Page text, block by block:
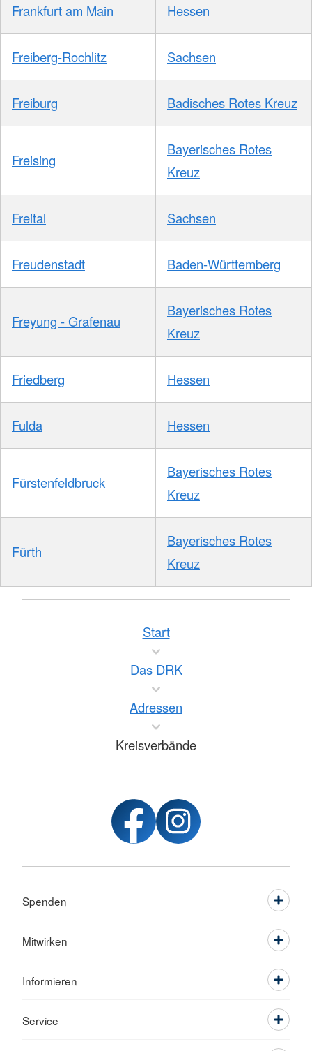
Frankfurt am Main Hessen
Freiberg-Rochlitz Sachsen
Freiburg Badisches Rotes Kreuz
Freising
Bayerisches Rotes
Kreuz
Freital Sachsen
Freudenstadt Baden-Württemberg
Freyung - Grafenau
Bayerisches Rotes
Kreuz
Friedberg Hessen
Fulda Hessen
Fürstenfeldbruck
Bayerisches Rotes
Kreuz
Fürth
Bayerisches Rotes
Kreuz
Start
Das DRK
Adressen
Kreisverbände
Spenden
Mitwirken
Informieren
Service